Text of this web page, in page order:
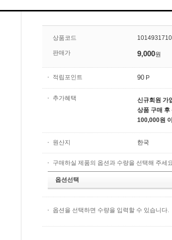
상품코드
판매가 9,000원
적립포인트 90 P
추가혜택
신규회원 가
상품 구매 후
100,000원
원산지 한국
구매하실 제품의 옵션과 수량을 선택해 주세
옵션선택
옵션을 선택하면 수량을 입력할 수 있습니다.